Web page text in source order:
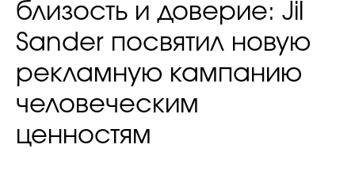
близость и доверие: Jil
Sander посвятил новую
рекламную кампанию
человеческим
ценностям